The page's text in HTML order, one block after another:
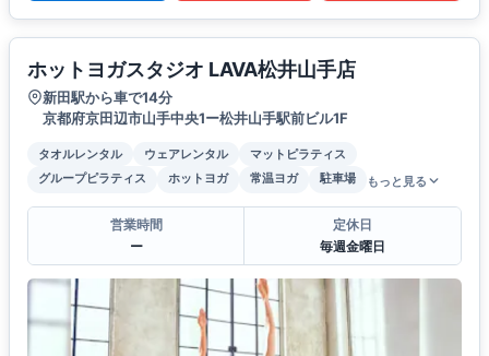
ホットヨガスタジオ LAVA松井山手店
新田駅から車で14分
京都府京田辺市山手中央1ー松井山手駅前ビル1F
タオルレンタル ウェアレンタル
マットピラティス
グループピラティス
ホットヨガ 常温ヨガ 駐車場 もっと見る
営業時間
ー
定休日
毎週金曜日